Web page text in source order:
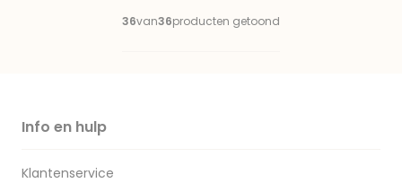
36van36producten getoond
Info en hulp
Klantenservice